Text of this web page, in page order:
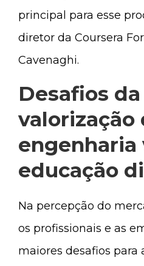
principal para esse
diretor da Coursera
Cavenaghi.
Desafios da
valorização
engenharia
educação
Na percepção do
os profissionais e as
maiores desafios para